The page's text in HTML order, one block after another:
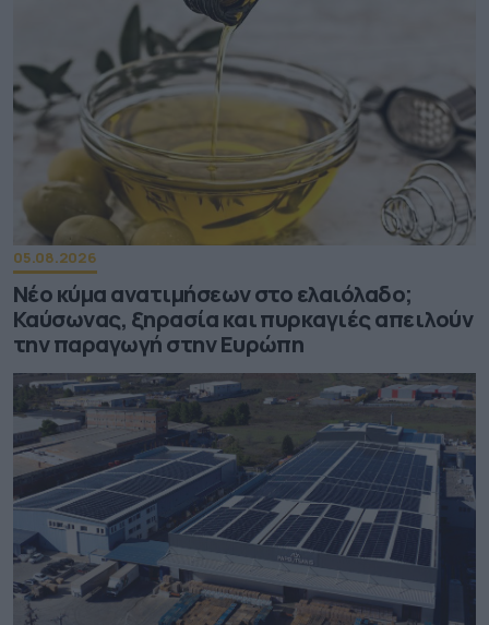
05.08.2026
Νέο κύμα ανατιμήσεων στο ελαιόλαδο;
Καύσωνας, ξηρασία και πυρκαγιές απειλούν
την παραγωγή στην Ευρώπη